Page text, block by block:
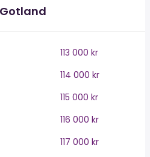
113 000 kr
114 000 kr
115 000 kr
116 000 kr
117 000 kr